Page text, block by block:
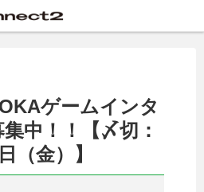
ゲームインタ
中！！【〆切：
（金）】